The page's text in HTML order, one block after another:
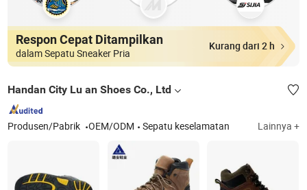
Respon Cepat Ditampilkan
dalam Sepatu Sneaker Pria
Kurang dari 2 h
Handan City Lu an Shoes Co., Ltd
Produsen/Pabrik OEM/ODM Sepatu keselamatan Lainnya +